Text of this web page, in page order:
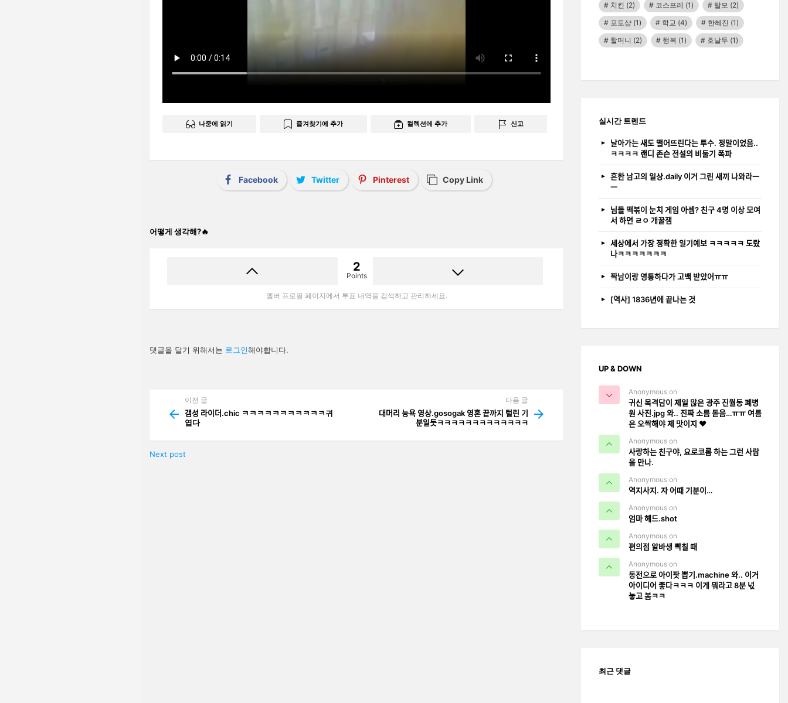
나중에 읽기 즐겨찾기에 추가 컬렉션에 추가 신고
Facebook Twitter Pinterest Copy Link
어떻게 생각해?🔥
2
Points
멤버 프로필 페이지에서 투표 내역을 검색하고 관리하세요.
답
글
댓글을 달기 위해서는 로그인해야합니다.
more
이전 글
갬성 라이더.chic ㅋㅋㅋㅋㅋㅋㅋㅋㅋㅋㅋ귀
엽다
다음 글
대머리 능욕 영상.gosogak 영혼 끝까지 털린 기
분일듯ㅋㅋㅋㅋㅋㅋㅋㅋㅋㅋㅋㅋㅋ
Next post
치킨 (2) 코스프레 (1) 탈모 (2)
포토샵 (1) 학교 (4) 한혜진 (1)
할머니 (2) 행복 (1) 호날두 (1)
실시간 트렌드
날아가는 새도 떨어뜨린다는 투수. 정말이었음..
ㅋㅋㅋㅋ 랜디 존슨 전설의 비둘기 폭파
흔한 남고의 일상.daily 이거 그린 새끼 나와라ㅡ
ㅡ
님들 떡볶이 눈치 게임 아셈? 친구 4명 이상 모여
서 하면 ㄹㅇ 개꿀잼
세상에서 가장 정확한 일기예보 ㅋㅋㅋㅋㅋ 도랐
나ㅋㅋㅋㅋㅋㅋㅋ
짝남이랑 영통하다가 고백 받았어ㅠㅠ
[역사] 1836년에 끝나는 것
UP & DOWN
Anonymous on
귀신 목격담이 제일 많은 광주 진월동 폐병
원 사진.jpg 와.. 진짜 소름 돋음…ㅠㅠ 여름
은 오싹해야 제 맛이지 ❤️
Anonymous on
사랑하는 친구야, 요로코롬 하는 그런 사람
을 만나.
Anonymous on
역지사지. 자 어때 기분이…
Anonymous on
엄마 헤드.shot
Anonymous on
편의점 알바생 빡칠 때
Anonymous on
동전으로 아이팟 뽑기.machine 와.. 이거
아이디어 좋다ㅋㅋㅋ 이게 뭐라고 8분 넋
놓고 봄ㅋㅋ
최근 댓글